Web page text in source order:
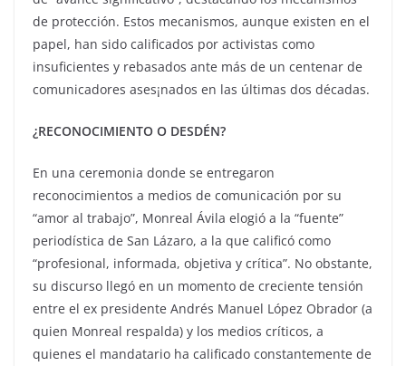
de protección. Estos mecanismos, aunque existen en el
papel, han sido calificados por activistas como
insuficientes y rebasados ante más de un centenar de
comunicadores ases¡nados en las últimas dos décadas.
¿RECONOCIMIENTO O DESDÉN?
En una ceremonia donde se entregaron
reconocimientos a medios de comunicación por su
“amor al trabajo”, Monreal Ávila elogió a la “fuente”
periodística de San Lázaro, a la que calificó como
“profesional, informada, objetiva y crítica”. No obstante,
su discurso llegó en un momento de creciente tensión
entre el ex presidente Andrés Manuel López Obrador (a
quien Monreal respalda) y los medios críticos, a
quienes el mandatario ha calificado constantemente de